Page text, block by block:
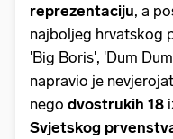
reprezentaciju, a
najboljeg hrvatskog
'Big Boris', 'Dum
napravio je
nego dvostrukih 18
Svjetskog